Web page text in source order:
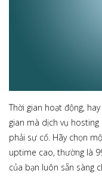
Thời gian hoạt động,
gian mà dịch vụ
phải sự cố. Hãy chọn
uptime cao, thường là
của bạn luôn sẵn sàng